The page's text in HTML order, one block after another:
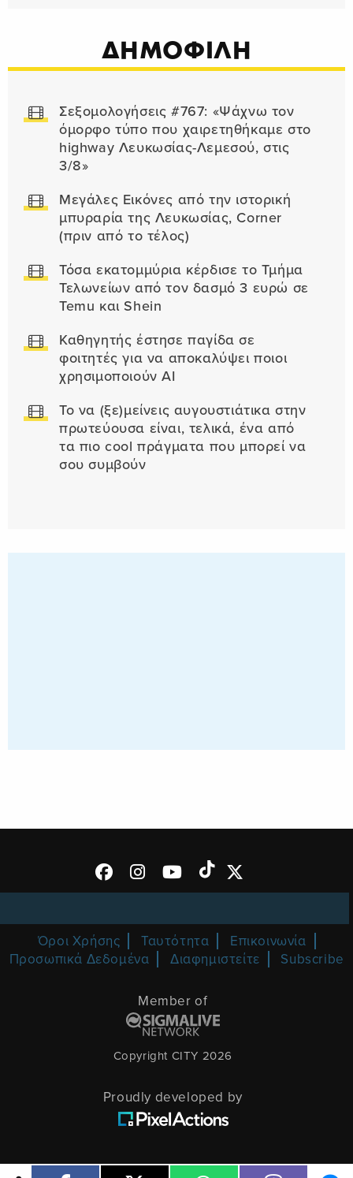
ΔΗΜΟΦΙΛΗ
Σεξομολογήσεις #767: «Ψάχνω τον
όμορφο τύπο που χαιρετηθήκαμε στο
highway Λευκωσίας-Λεμεσού, στις
3/8»
Μεγάλες Εικόνες από την ιστορική
μπυραρία της Λευκωσίας, Corner
(πριν από το τέλος)
Τόσα εκατομμύρια κέρδισε το Τμήμα
Τελωνείων από τον δασμό 3 ευρώ σε
Temu και Shein
Καθηγητής έστησε παγίδα σε
φοιτητές για να αποκαλύψει ποιοι
χρησιμοποιούν AI
Το να (ξε)μείνεις αυγουστιάτικα στην
πρωτεύουσα είναι, τελικά, ένα από
τα πιο cool πράγματα που μπορεί να
σου συμβούν
Όροι Χρήσης Ταυτότητα
Επικοινωνία
Προσωπικά Δεδομένα
Διαφημιστείτε Subscribe
Member of
Copyright CITY 2026
Proudly developed by